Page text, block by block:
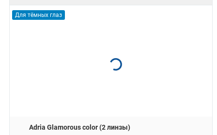
Для тёмных глаз
Adria Glamorous color (2 линзы)